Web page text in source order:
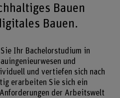
Bauen
Bauen.
Ihr Bachelorstudium in
und
und vertiefen sich nach
erarbeiten Sie sich ein
der Arbeitswelt